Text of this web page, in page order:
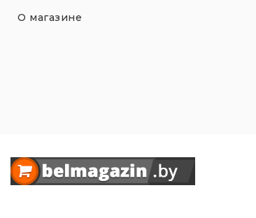
О магазине